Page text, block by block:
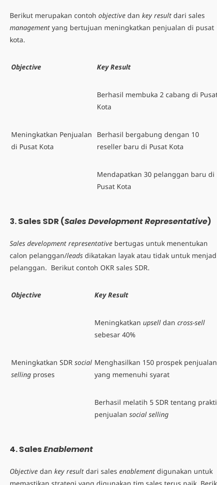
Berikut merupakan contoh objective dan key result dari sales
management yang bertujuan meningkatkan penjualan di pusat
kota.
Objective Key Result
Meningkatkan Penjualan
di Pusat Kota
Berhasil membuka 2 cabang di
Kota
Berhasil bergabung dengan 10
reseller baru di Pusat Kota
Mendapatkan 30 pelanggan baru di
Pusat Kota
3.Sales SDR (Sales Development Representative)
Sales development representative bertugas untuk menentukan
calon pelanggan/leads dikatakan layak atau tidak untuk
pelanggan. Berikut contoh OKR sales SDR.
Objective Key Result
Meningkatkan SDR social
selling proses
Meningkatkan upsell dan cross-sell
sebesar 40%
Menghasilkan 150 prospek penjualan
yang memenuhi syarat
Berhasil melatih 5 SDR tentang
penjualan social selling
4.SalesEnablement
Objective dan key result dari sales enablement digunakan untuk